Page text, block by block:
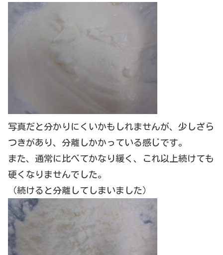
写真だと分かりにくいかもしれませんが、少しざら
つきがあり、分離しかかっている感じです。
また、通常に比べてかなり緩く、これ以上続けても
硬くなりませんでした。
（続けると分離してしまいました）